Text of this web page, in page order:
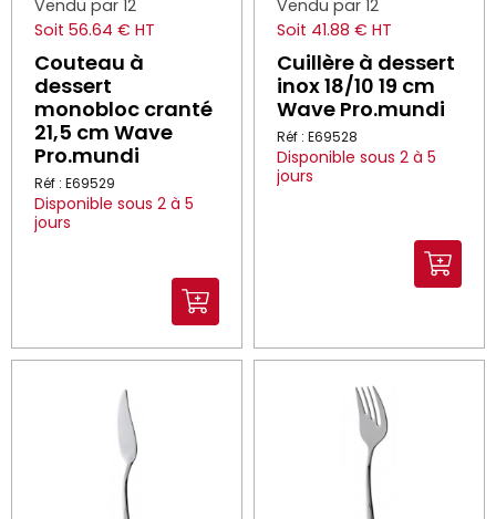
Vendu par 12
Soit 56.64 € HT
Couteau à
dessert
monobloc cranté
21,5 cm Wave
Pro.mundi
Réf : E69529
Disponible sous 2 à 5
jours
Vendu par 12
Soit 41.88 € HT
Cuillère à dessert
inox 18/10 19 cm
Wave Pro.mundi
Réf : E69528
Disponible sous 2 à 5
jours